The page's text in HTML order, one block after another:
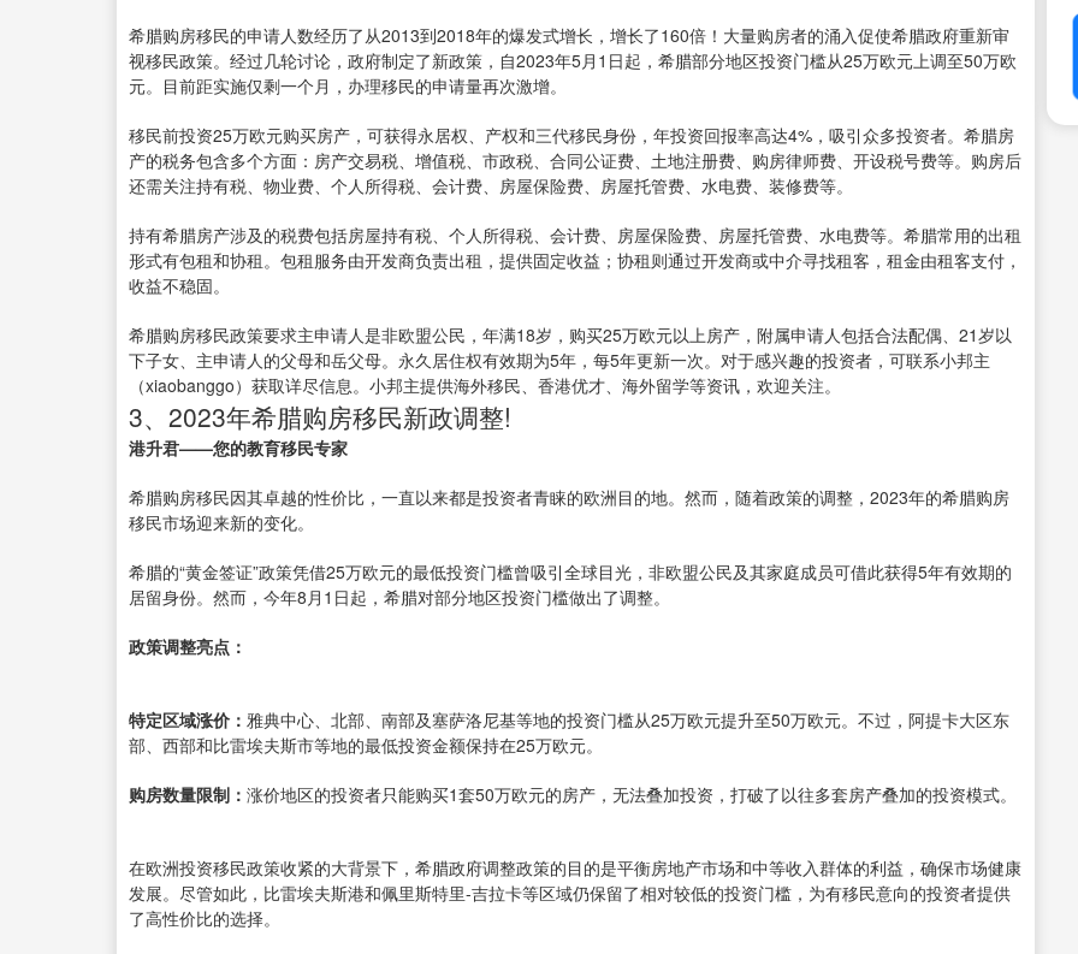
希腊购房移民的申请人数经历了从2013到2018年的爆发式增长，增长了160倍！大量购房者的涌入促使希腊政府重新审
视移民政策。经过几轮讨论，政府制定了新政策，自2023年5月1日起，希腊部分地区投资门槛从25万欧元上调至50万欧
元。目前距实施仅剩一个月，办理移民的申请量再次激增。
移民前投资25万欧元购买房产，可获得永居权、产权和三代移民身份，年投资回报率高达4%，吸引众多投资者。希腊房
产的税务包含多个方面：房产交易税、增值税、市政税、合同公证费、土地注册费、购房律师费、开设税号费等。购房后
还需关注持有税、物业费、个人所得税、会计费、房屋保险费、房屋托管费、水电费、装修费等。
持有希腊房产涉及的税费包括房屋持有税、个人所得税、会计费、房屋保险费、房屋托管费、水电费等。希腊常用的出租
形式有包租和协租。包租服务由开发商负责出租，提供固定收益；协租则通过开发商或中介寻找租客，租金由租客支付，
收益不稳固。
希腊购房移民政策要求主申请人是非欧盟公民，年满18岁，购买25万欧元以上房产，附属申请人包括合法配偶、21岁以
下子女、主申请人的父母和岳父母。永久居住权有效期为5年，每5年更新一次。对于感兴趣的投资者，可联系小邦主
（xiaobanggo）获取详尽信息。小邦主提供海外移民、香港优才、海外留学等资讯，欢迎关注。
3、2023年希腊购房移民新政调整!
港升君——您的教育移民专家
希腊购房移民因其卓越的性价比，一直以来都是投资者青睐的欧洲目的地。然而，随着政策的调整，2023年的希腊购房
移民市场迎来新的变化。
希腊的“黄金签证”政策凭借25万欧元的最低投资门槛曾吸引全球目光，非欧盟公民及其家庭成员可借此获得5年有效期的
居留身份。然而，今年8月1日起，希腊对部分地区投资门槛做出了调整。
政策调整亮点：
特定区域涨价： 雅典中心、北部、南部及塞萨洛尼基等地的投资门槛从25万欧元提升至50万欧元。不过，阿提卡大区东
部、西部和比雷埃夫斯市等地的最低投资金额保持在25万欧元。
购房数量限制： 涨价地区的投资者只能购买1套50万欧元的房产，无法叠加投资，打破了以往多套房产叠加的投资模式。
在欧洲投资移民政策收紧的大背景下，希腊政府调整政策的目的是平衡房地产市场和中等收入群体的利益，确保市场健康
发展。尽管如此，比雷埃夫斯港和佩里斯特里-吉拉卡等区域仍保留了相对较低的投资门槛，为有移民意向的投资者提供
了高性价比的选择。